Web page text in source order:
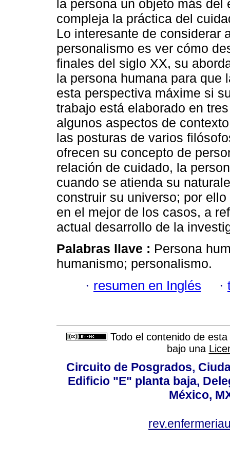
la persona un objeto más
compleja la práctica del
Lo interesante de considerar
personalismo es ver cómo
finales del siglo XX, su
la persona humana para que
esta perspectiva máxime si
trabajo está elaborado en
algunos aspectos de
las posturas de varios
ofrecen su concepto de
relación de cuidado, la
cuando se atienda su
construir su universo; por
en el mejor de los casos, a
actual desarrollo de la
Palabras llave : Persona
humanismo; personalismo.
· resumen en Inglés ·
Todo el contenido de
bajo una
Circuito de Posgrados,
Edificio "E" planta baja,
México,